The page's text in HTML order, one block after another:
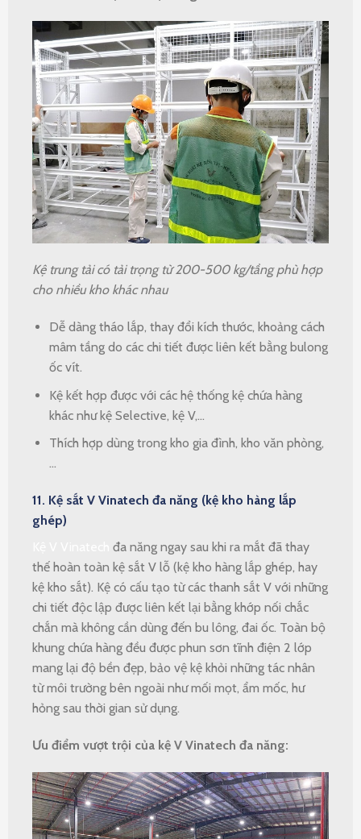
Kệ trung tải có tải trọng từ 200-500 kg/tầng phù hợp
cho nhiều kho khác nhau
Dễ dàng tháo lắp, thay đổi kích thước, khoảng cách
mâm tầng do các chi tiết được liên kết bằng bulong
ốc vít.
Kệ kết hợp được với các hệ thống kệ chứa hàng
khác như kệ Selective, kệ V,…
Thích hợp dùng trong kho gia đình, kho văn phòng,
…
11. Kệ sắt V Vinatech đa năng (kệ kho hàng lắp
ghép)
đa năng ngay sau khi ra mắt đã thay
thế hoàn toàn kệ sắt V lỗ (kệ kho hàng lắp ghép, hay
kệ kho sắt). Kệ có cấu tạo từ các thanh sắt V với những
chi tiết độc lập được liên kết lại bằng khớp nối chắc
chắn mà không cần dùng đến bu lông, đai ốc. Toàn bộ
khung chứa hàng đều được phun sơn tĩnh điện 2 lớp
mang lại độ bền đẹp, bảo vệ kệ khỏi những tác nhân
từ môi trường bên ngoài như mối mọt, ẩm mốc, hư
hỏng sau thời gian sử dụng.
Ưu điểm vượt trội của kệ V Vinatech đa năng: